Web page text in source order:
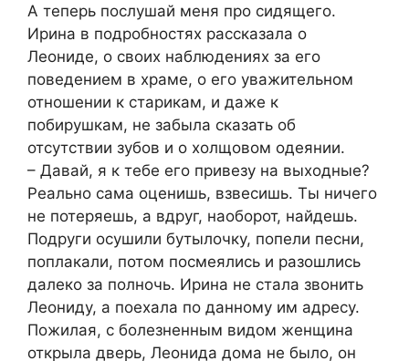
А теперь послушай меня про сидящего.
Ирина в подробностях рассказала о
Леониде, о своих наблюдениях за его
поведением в храме, о его уважительном
отношении к старикам, и даже к
побирушкам, не забыла сказать об
отсутствии зубов и о холщовом одеянии.
– Давай, я к тебе его привезу на выходные?
Реально сама оценишь, взвесишь. Ты ничего
не потеряешь, а вдруг, наоборот, найдешь.
Подруги осушили бутылочку, попели песни,
поплакали, потом посмеялись и разошлись
далеко за полночь. Ирина не стала звонить
Леониду, а поехала по данному им адресу.
Пожилая, с болезненным видом женщина
открыла дверь, Леонида дома не было, он